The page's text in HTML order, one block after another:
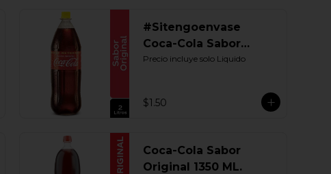
#Sitengoenvase
Coca-Cola Sabor
Original 2000 ML.
Precio incluye solo Liquido
$1.50
Coca-Cola Sabor
Original 1350 ML.